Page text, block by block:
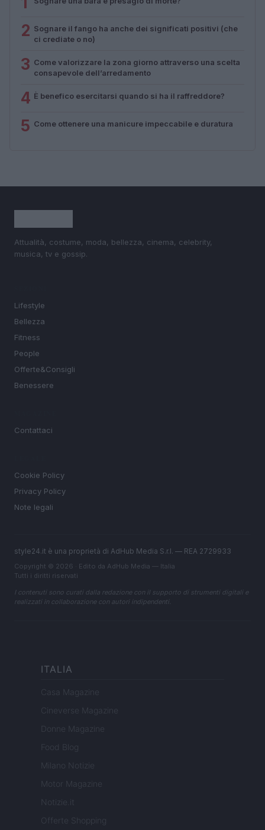
2 Sognare il fango ha anche dei significati positivi (che
ci crediate o no)
3 Come valorizzare la zona giorno attraverso una scelta
consapevole dell’arredamento
4 È benefico esercitarsi quando si ha il raffreddore?
5 Come ottenere una manicure impeccabile e duratura
Attualità, costume, moda, bellezza, cinema, celebrity,
musica, tv e gossip.
Lifestyle
Bellezza
Fitness
People
Offerte&Consigli
Benessere
Contattaci
Cookie Policy
Privacy Policy
Note legali
style24.it è una proprietà di AdHub Media S.r.l. — REA 2729933
Copyright © 2026 · Edito da AdHub Media — Italia
Tutti i diritti riservati
I contenuti sono curati dalla redazione con il supporto di strumenti digitali e
realizzati in collaborazione con autori indipendenti.
ITALIA
Casa Magazine
Cineverse Magazine
Donne Magazine
Food Blog
Milano Notizie
Motor Magazine
Notizie.it
Offerte Shopping